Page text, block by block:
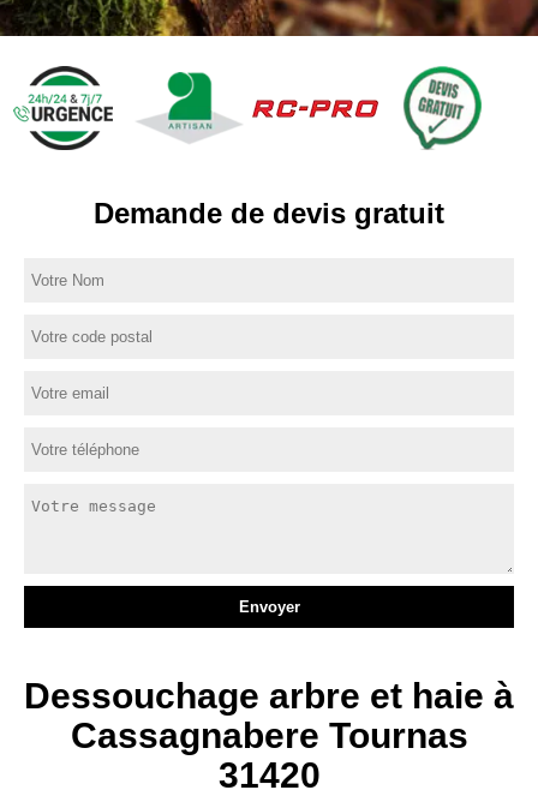
Demande de devis gratuit
Dessouchage arbre et haie à
Cassagnabere Tournas
31420